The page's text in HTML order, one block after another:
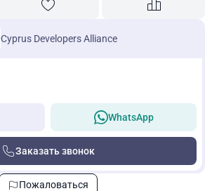
Cyprus Developers Alliance
WhatsApp
Заказать звонок
Пожаловаться